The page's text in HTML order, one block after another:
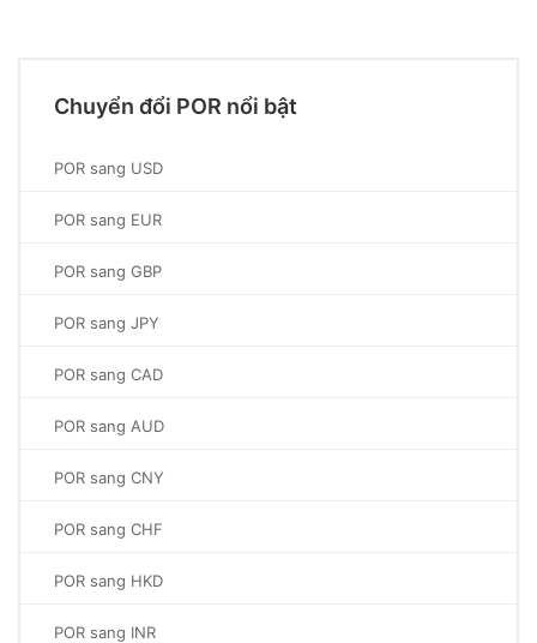
Chuyển đổi POR nổi bật
POR sang USD
POR sang EUR
POR sang GBP
POR sang JPY
POR sang CAD
POR sang AUD
POR sang CNY
POR sang CHF
POR sang HKD
POR sang INR